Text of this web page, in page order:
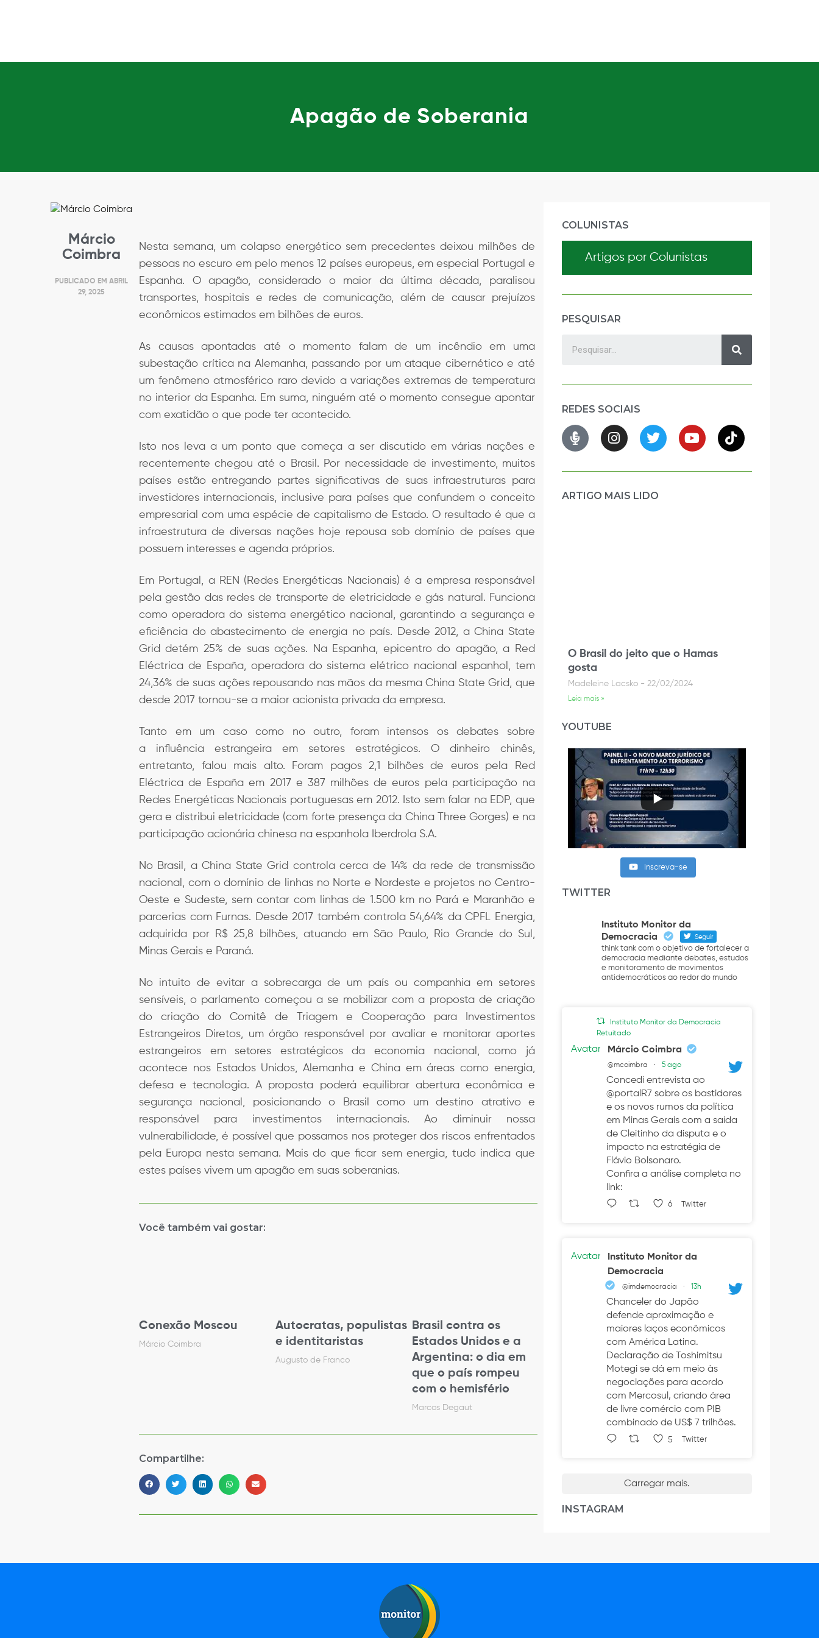
Apagão de Soberania
Márcio
Coimbra
PUBLICADO EM ABRIL
29, 2025
Nesta semana, um colapso energético sem precedentes deixou milhões de
pessoas no escuro em pelo menos 12 países europeus, em especial Portugal e
Espanha. O apagão, considerado o maior da última década, paralisou
transportes, hospitais e redes de comunicação, além de causar prejuízos
econômicos estimados em bilhões de euros.
As causas apontadas até o momento falam de um incêndio em uma
subestação crítica na Alemanha, passando por um ataque cibernético e até
um fenômeno atmosférico raro devido a variações extremas de temperatura
no interior da Espanha. Em suma, ninguém até o momento consegue apontar
com exatidão o que pode ter acontecido.
Isto nos leva a um ponto que começa a ser discutido em várias nações e
recentemente chegou até o Brasil. Por necessidade de investimento, muitos
países estão entregando partes significativas de suas infraestruturas para
investidores internacionais, inclusive para países que confundem o conceito
empresarial com uma espécie de capitalismo de Estado. O resultado é que a
infraestrutura de diversas nações hoje repousa sob domínio de países que
possuem interesses e agenda próprios.
Em Portugal, a REN (Redes Energéticas Nacionais) é a empresa responsável
pela gestão das redes de transporte de eletricidade e gás natural. Funciona
como operadora do sistema energético nacional, garantindo a segurança e
eficiência do abastecimento de energia no país. Desde 2012, a China State
Grid detém 25% de suas ações. Na Espanha, epicentro do apagão, a Red
Eléctrica de España, operadora do sistema elétrico nacional espanhol, tem
24,36% de suas ações repousando nas mãos da mesma China State Grid, que
desde 2017 tornou-se a maior acionista privada da empresa.
Tanto em um caso como no outro, foram intensos os debates sobre
a influência estrangeira em setores estratégicos. O dinheiro chinês,
entretanto, falou mais alto. Foram pagos 2,1 bilhões de euros pela Red
Eléctrica de España em 2017 e 387 milhões de euros pela participação na
Redes Energéticas Nacionais portuguesas em 2012. Isto sem falar na EDP, que
gera e distribui eletricidade (com forte presença da China Three Gorges) e na
participação acionária chinesa na espanhola Iberdrola S.A.
No Brasil, a China State Grid controla cerca de 14% da rede de transmissão
nacional, com o domínio de linhas no Norte e Nordeste e projetos no Centro-
Oeste e Sudeste, sem contar com linhas de 1.500 km no Pará e Maranhão e
parcerias com Furnas. Desde 2017 também controla 54,64% da CPFL Energia,
adquirida por R$ 25,8 bilhões, atuando em São Paulo, Rio Grande do Sul,
Minas Gerais e Paraná.
No intuito de evitar a sobrecarga de um país ou companhia em setores
sensíveis, o parlamento começou a se mobilizar com a proposta de criação
do criação do Comitê de Triagem e Cooperação para Investimentos
Estrangeiros Diretos, um órgão responsável por avaliar e monitorar aportes
estrangeiros em setores estratégicos da economia nacional, como já
acontece nos Estados Unidos, Alemanha e China em áreas como energia,
defesa e tecnologia. A proposta poderá equilibrar abertura econômica e
segurança nacional, posicionando o Brasil como um destino atrativo e
responsável para investimentos internacionais. Ao diminuir nossa
vulnerabilidade, é possível que possamos nos proteger dos riscos enfrentados
pela Europa nesta semana. Mais do que ficar sem energia, tudo indica que
estes países vivem um apagão em suas soberanias.
Você também vai gostar:
Conexão Moscou
Márcio Coimbra
Autocratas, populistas
e identitaristas
Augusto de Franco
Brasil contra os
Estados Unidos e a
Argentina: o dia em
que o país rompeu
com o hemisfério
Marcos Degaut
Compartilhe:
COLUNISTAS
Artigos por Colunistas
PESQUISAR
REDES SOCIAIS
ARTIGO MAIS LIDO
O Brasil do jeito que o Hamas
gosta
Madeleine Lacsko 22/02/2024
Leia mais »
YOUTUBE
Inscreva-se
TWITTER
Instituto Monitor da
Democracia
Seguir
think tank com o objetivo de fortalecer a
democracia mediante debates, estudos
e monitoramento de movimentos
antidemocráticos ao redor do mundo
Instituto Monitor da Democracia
Retuitado
Avatar Márcio Coimbra
@mcoimbra · 5 ago
Concedi entrevista ao
@portalR7 sobre os bastidores
e os novos rumos da política
em Minas Gerais com a saída
de Cleitinho da disputa e o
impacto na estratégia de
Flávio Bolsonaro.
Confira a análise completa no
link:
6 Twitter
Avatar
Instituto Monitor da
Democracia
@imdemocracia · 13h
Chanceler do Japão
defende aproximação e
maiores laços econômicos
com América Latina.
Declaração de Toshimitsu
Motegi se dá em meio às
negociações para acordo
com Mercosul, criando área
de livre comércio com PIB
combinado de US$ 7 trilhões.
5 Twitter
Carregar mais.
INSTAGRAM